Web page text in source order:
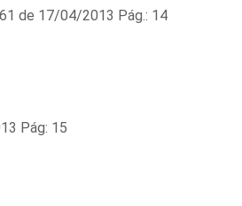
de 17/04/2013 Pág.: 14
Pág: 15